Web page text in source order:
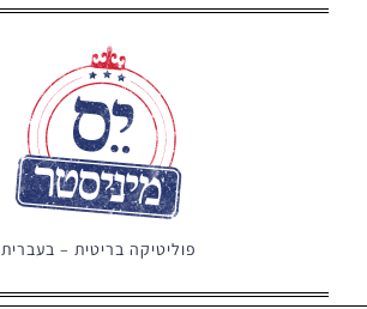
פוליטיקה בריטית – בעברית